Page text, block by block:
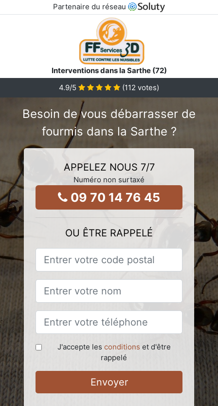
Partenaire du réseau
Interventions dans la Sarthe (72)
4.9/5 (112 votes)
Besoin de vous débarrasser de
fourmis dans la Sarthe ?
APPELEZ NOUS 7/7
Numéro non surtaxé
09 70 14 76 45
OU ÊTRE RAPPELÉ
J'accepte les conditions et d'être
rappelé
Envoyer